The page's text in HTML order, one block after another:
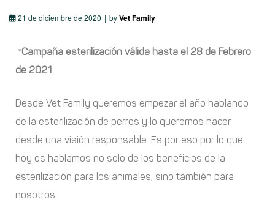
21 de diciembre de 2020 byVet Family
*Campaña esterilización válida hasta el 28 de Febrero
de 2021
Desde Vet Family queremos empezar el año hablando
de la esterilización de perros y lo queremos hacer
desde una visión responsable. Es por eso por lo que
hoy os hablamos no solo de los beneficios de la
esterilización para los animales, sino también para
nosotros.